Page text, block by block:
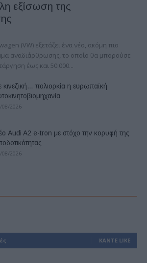
εξίσωση της
(VW) εξετάζει ένα νέο, ακόμη πιο
αναδιάρθρωσης, το οποίο θα μπορούσε
έως και 50.000...
κινεζική… πολιορκία η ευρωπαϊκή
08/2026
Audi A2 e-tron με στόχο την κορυφή της
08/2026
ΚΆΝΤΕ LIKE